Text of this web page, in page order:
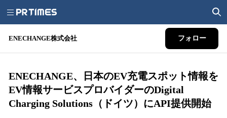
ENECHANGE株式会社 フォロー
ENECHANGE、日本のEV充電スポット情報を
EV情報サービスプロバイダーのDigital
Charging Solutions（ドイツ）にAPI提供開始